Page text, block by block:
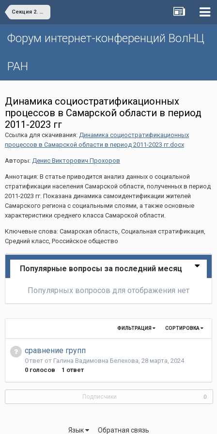
Секция 2. Благополучие населения: ресурсы снижения социального неравенства
Форум интернет-конференций ВолНЦ
РАН
Динамика социостратификационных
процессов в Самарской области в период
2011-2023 гг
Ссылка для скачивания: Динамика социостратификационных
процессов в Самарской области в период 2011-2023 гг.docx
Авторы: Денис Викторович Прохоров
Аннотация: В статье приводится анализ данных о социальной
стратификации населения Самарской области, полученных в период
2011-2023 гг. Показана динамика самоидентификации жителей
Самарского региона с социальными слоями, а также основные
характеристики среднего класса Самарской области.
Ключевые слова: Самарская область, Социальная стратификация,
Средний класс, Российское общество
Популярные вопросы за последний месяц
Популярных вопросов для отображения нет
СОРТИРОВКА
ФИЛЬТРАЦИЯ
сравнение групп
Ответ от Галина Вадимовна Белехова, 28 марта, 2024
0 голосов 1 ответ
Подписчики 0
Язык Обратная связь